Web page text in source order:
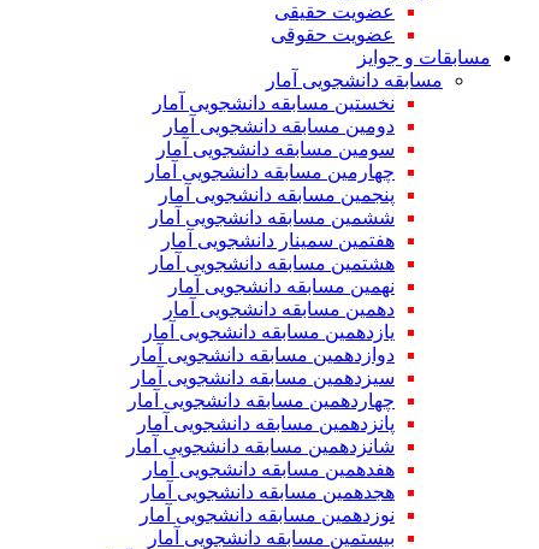
عضویت حقیقی
عضویت حقوقی
مسابقات و جوایز
مسابقه دانشجویی آمار
نخستین مسابقه دانشجویی آمار
دومین مسابقه دانشجویی آمار
سومین مسابقه دانشجویی آمار
چهارمین مسابقه دانشجویی آمار
پنجمین مسابقه دانشجویی آمار
ششمین مسابقه دانشجویی آمار
هفتمین سمینار دانشجویی آمار
هشتمین مسابقه دانشجویی آمار
نهمین مسابقه دانشجویی آمار
دهمین مسابقه دانشجویی آمار
یازدهمین مسابقه دانشجویی آمار
دوازدهمین مسابقه دانشجویی آمار
سیزدهمین مسابقه دانشجویی آمار
چهاردهمین مسابقه دانشجویی آمار
پانزدهمین مسابقه دانشجویی آمار
شانزدهمین مسابقه دانشجویی آمار
هفدهمین مسابقه دانشجویی آمار
هجدهمین مسابقه دانشجویی آمار
نوزدهمین مسابقه دانشجویی آمار
بیستمین مسابقه دانشجویی آمار